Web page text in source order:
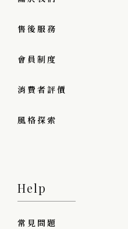
售後服務
會員制度
消費者評價
風格探索
Help
常見問題